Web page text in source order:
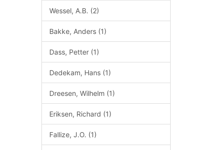
Wessel, A.B. (2)
Bakke, Anders (1)
Dass, Petter (1)
Dedekam, Hans (1)
Dreesen, Wilhelm (1)
Eriksen, Richard (1)
Fallize, J.O. (1)